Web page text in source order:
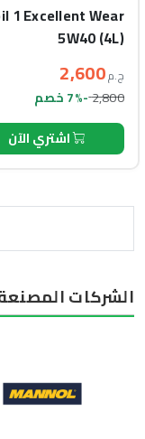
1 Excellent Wear
5W40 (4L)
ج.م2,600
2,800-7% خصم
اشتري الآن
الشركات